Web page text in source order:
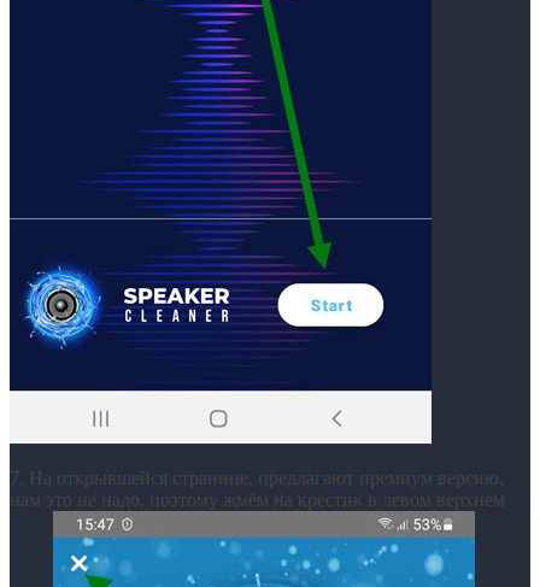
7. На открывшейся странице, предлагают премиум версию,
нам это не надо, поэтому жмём на крестик в левом верхнем